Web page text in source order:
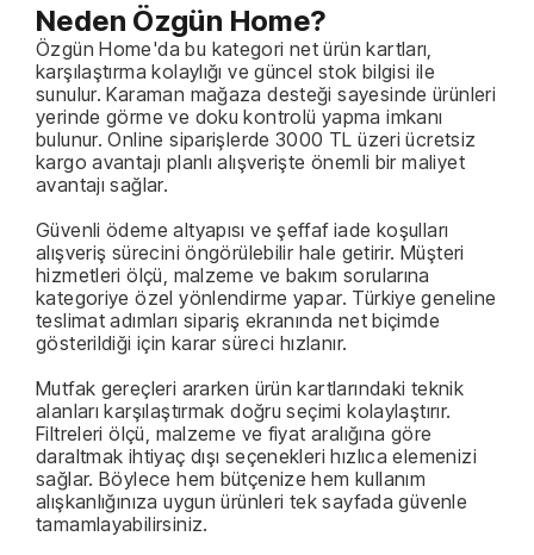
Neden Özgün Home?
Özgün Home'da bu kategori net ürün kartları,
karşılaştırma kolaylığı ve güncel stok bilgisi ile
sunulur. Karaman mağaza desteği sayesinde ürünleri
yerinde görme ve doku kontrolü yapma imkanı
bulunur. Online siparişlerde 3000 TL üzeri ücretsiz
kargo avantajı planlı alışverişte önemli bir maliyet
avantajı sağlar.
Güvenli ödeme altyapısı ve şeffaf iade koşulları
alışveriş sürecini öngörülebilir hale getirir. Müşteri
hizmetleri ölçü, malzeme ve bakım sorularına
kategoriye özel yönlendirme yapar. Türkiye geneline
teslimat adımları sipariş ekranında net biçimde
gösterildiği için karar süreci hızlanır.
Mutfak gereçleri ararken ürün kartlarındaki teknik
alanları karşılaştırmak doğru seçimi kolaylaştırır.
Filtreleri ölçü, malzeme ve fiyat aralığına göre
daraltmak ihtiyaç dışı seçenekleri hızlıca elemenizi
sağlar. Böylece hem bütçenize hem kullanım
alışkanlığınıza uygun ürünleri tek sayfada güvenle
tamamlayabilirsiniz.